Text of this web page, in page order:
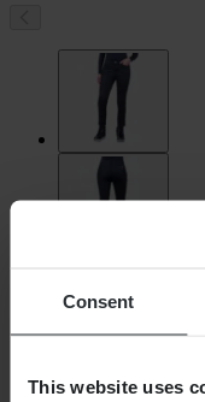
Consent
This website uses